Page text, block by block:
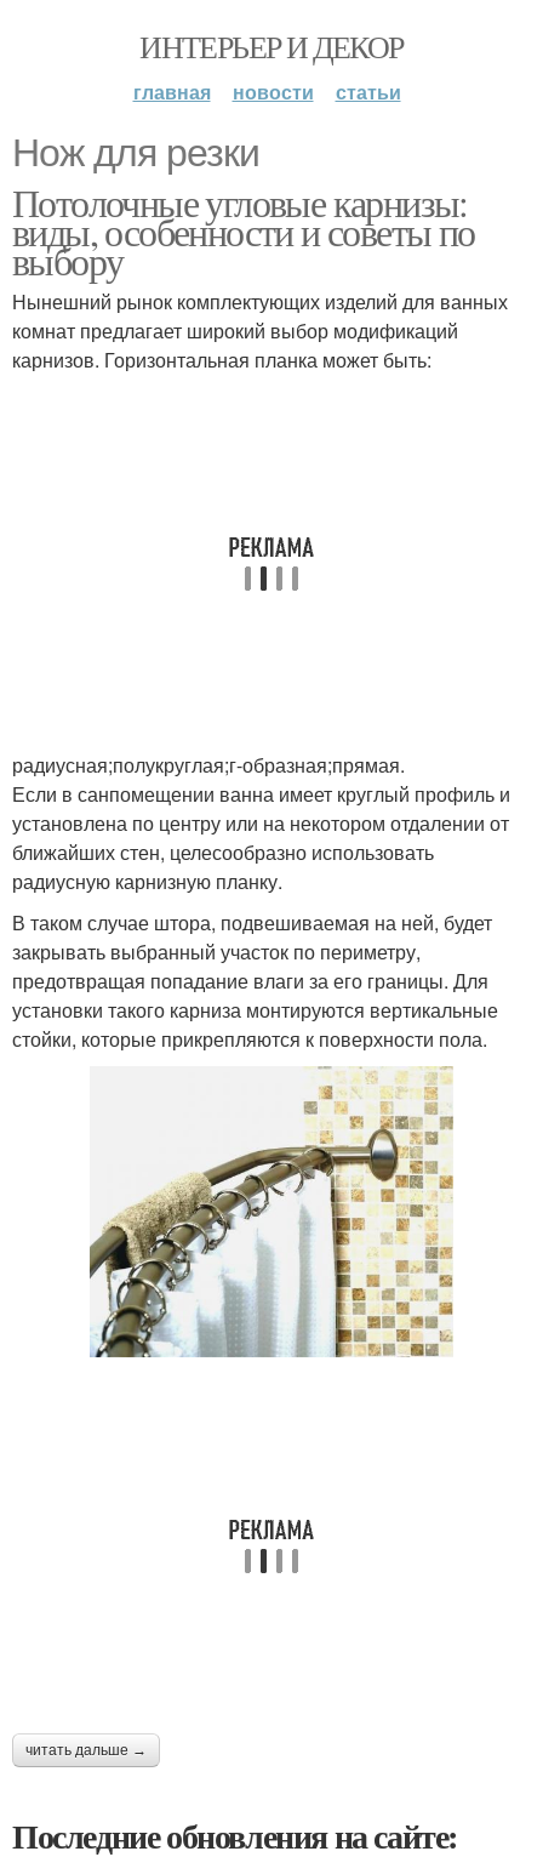
ИНТЕРЬЕР И ДЕКОР
главная новости статьи
Нож для резки
Потолочные угловые карнизы:
виды, особенности и советы по
выбору
Нынешний рынок комплектующих изделий для ванных
комнат предлагает широкий выбор модификаций
карнизов. Горизонтальная планка может быть:
радиусная;полукруглая;г-образная;прямая.
Если в санпомещении ванна имеет круглый профиль и
установлена по центру или на некотором отдалении от
ближайших стен, целесообразно использовать
радиусную карнизную планку.
В таком случае штора, подвешиваемая на ней, будет
закрывать выбранный участок по периметру,
предотвращая попадание влаги за его границы. Для
установки такого карниза монтируются вертикальные
стойки, которые прикрепляются к поверхности пола.
читать дальше →
Последние обновления на сайте: